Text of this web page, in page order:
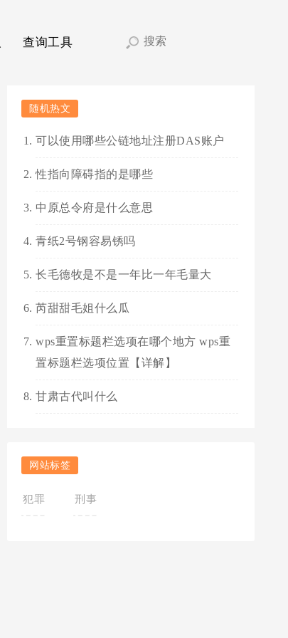
查询工具
随机热文
可以使用哪些公链地址注册DAS账户
性指向障碍指的是哪些
中原总令府是什么意思
青纸2号钢容易锈吗
长毛德牧是不是一年比一年毛量大
芮甜甜毛姐什么瓜
wps重置标题栏选项在哪个地方 wps重
置标题栏选项位置【详解】
甘肃古代叫什么
网站标签
犯罪 刑事